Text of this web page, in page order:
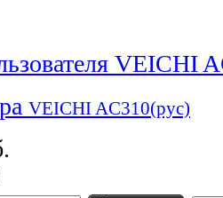
VEICHI
VEICHI AC310(рус)